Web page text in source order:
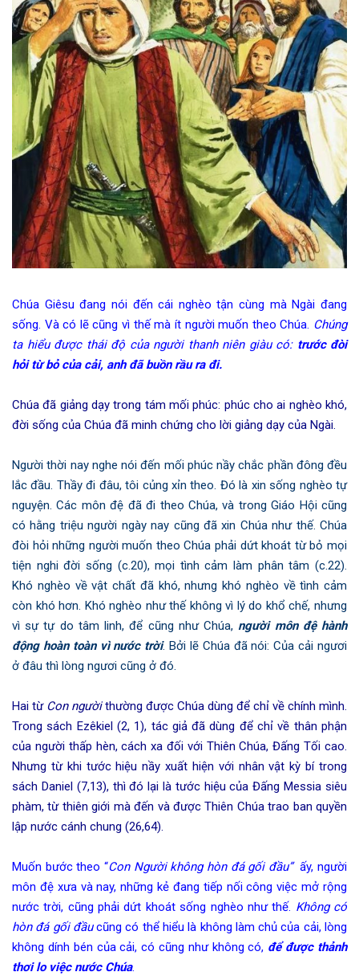
Chúa Giêsu đang nói đến cái nghèo tận cùng mà Ngài đang
sống. Và có lẽ cũng vì thế mà ít người muốn theo Chúa. Chúng
ta hiểu được thái độ của người thanh niên giàu có: trước đòi
hỏi từ bỏ của cải, anh đã buồn rầu ra đi.
Chúa đã giảng dạy trong tám mối phúc: phúc cho ai nghèo khó,
đời sống của Chúa đã minh chứng cho lời giảng dạy của Ngài.
Người thời nay nghe nói đến mối phúc nầy chắc phần đông đều
lắc đầu. Thầy đi đâu, tôi củng xỉn theo. Đó là xin sống nghèo tự
nguyện. Các môn đệ đã đi theo Chúa, và trong Giáo Hội cũng
có hằng triệu người ngày nay cũng đã xin Chúa như thế. Chúa
đòi hỏi những người muốn theo Chúa phải dứt khoát từ bỏ mọi
tiện nghi đời sống (c.20), mọi tình cảm làm phân tâm (c.22).
Khó nghèo về vật chất đã khó, nhưng khó nghèo về tình cảm
còn khó hơn. Khó nghèo như thế không vì lý do khổ chế, nhưng
vì sự tự do tâm linh, để cũng như Chúa, người môn đệ hành
động hoàn toàn vì nước trời. Bởi lẽ Chúa đã nói: Của cải ngươi
ở đâu thì lòng ngươi cũng ở đó.
Hai từ Con ngườithường được Chúa dùng để chỉ về chính mình.
Trong sách Ezêkiel (2, 1), tác giả đã dùng để chỉ về thân phận
của người thấp hèn, cách xa đối với Thiên Chúa, Đấng Tối cao.
Nhưng từ khi tước hiệu nầy xuất hiện với nhân vật kỳ bí trong
sách Daniel (7,13), thì đó lại là tước hiệu của Đấng Messia siêu
phàm, từ thiên giới mà đến và được Thiên Chúa trao ban quyền
lập nước cánh chung (26,64).
Muốn bước theo “Con Người không hòn đá gối đầu” ấy, người
môn đệ xưa và nay, những kẻ đang tiếp nối công việc mở rộng
nước trời, cũng phải dứt khoát sống nghèo như thế. Không có
hòn đá gối đầucũng có thể hiểu là không làm chủ của cải, lòng
không dính bén của cải, có cũng như không có, để được thảnh
thơi lo việc nước Chúa.